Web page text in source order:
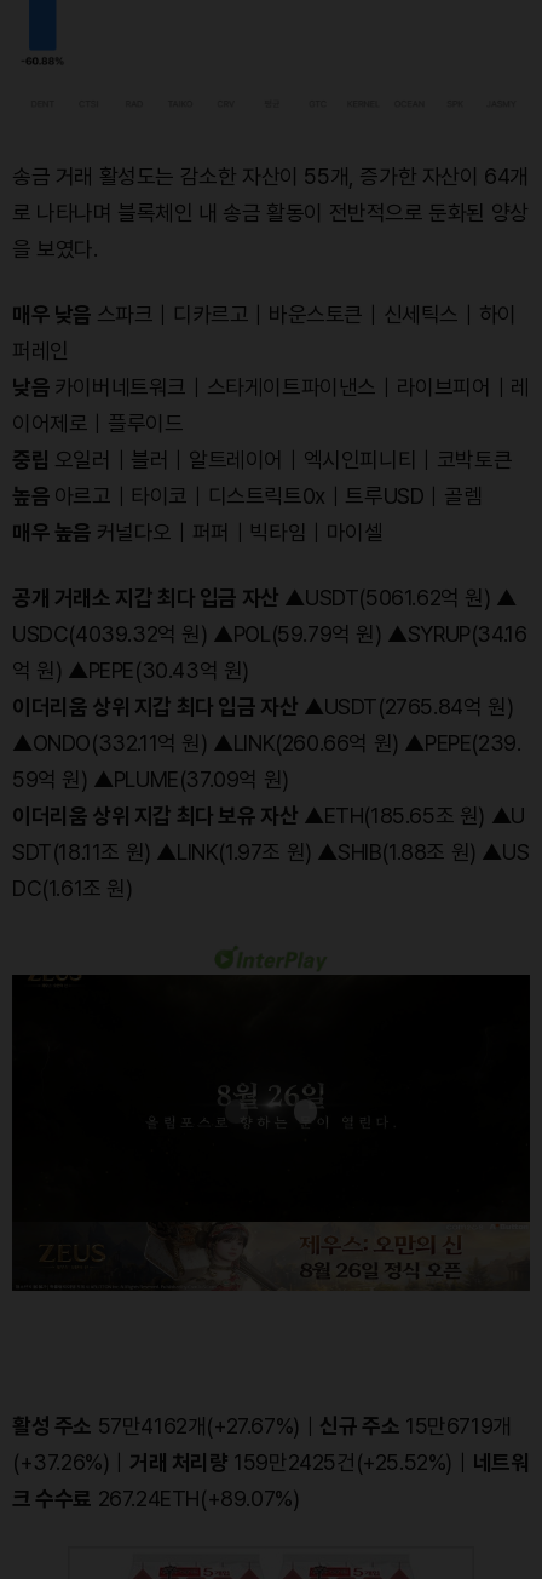
송금 거래 활성도는 감소한 자산이 55개, 증가한 자산이 64개
로 나타나며 블록체인 내 송금 활동이 전반적으로 둔화된 양상
을 보였다.
매우 낮음 스파크｜디카르고｜바운스토큰｜신세틱스｜하이
퍼레인
낮음 카이버네트워크｜스타게이트파이낸스｜라이브피어｜레
이어제로｜플루이드
중립 오일러｜블러｜알트레이어｜엑시인피니티｜코박토큰
높음 아르고｜타이코｜디스트릭트0x｜트루USD｜골렘
매우 높음 커널다오｜퍼퍼｜빅타임｜마이셀
공개 거래소 지갑 최다 입금 자산 ▲USDT(5061.62억 원) ▲
USDC(4039.32억 원) ▲POL(59.79억 원) ▲SYRUP(34.16
억 원) ▲PEPE(30.43억 원)
이더리움 상위 지갑 최다 입금 자산 ▲USDT(2765.84억 원)
▲ONDO(332.11억 원) ▲LINK(260.66억 원) ▲PEPE(239.
59억 원) ▲PLUME(37.09억 원)
이더리움 상위 지갑 최다 보유 자산 ▲ETH(185.65조 원) ▲U
SDT(18.11조 원) ▲LINK(1.97조 원) ▲SHIB(1.88조 원) ▲US
DC(1.61조 원)
활성 주소 57만4162개(+27.67%)｜ 신규 주소 15만6719개
(+37.26%)｜ 거래 처리량 159만2425건(+25.52%)｜ 네트워
크 수수료 267.24ETH(+89.07%)